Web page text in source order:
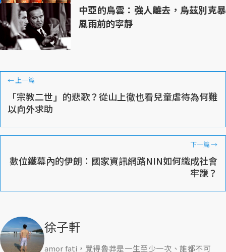
中亞的烏雲：強人離去，烏茲別克暴
風雨前的寧靜
←上一篇
「宗教二世」的悲歌？從山上徹也看兒童虐待為何難
以向外求助
下一篇→
數位鐵幕內的伊朗：國家資訊網路NIN如何織成社會
牢籠？
徐子軒
amor fati，覺得魯莽是一生至少一次、誰都不可